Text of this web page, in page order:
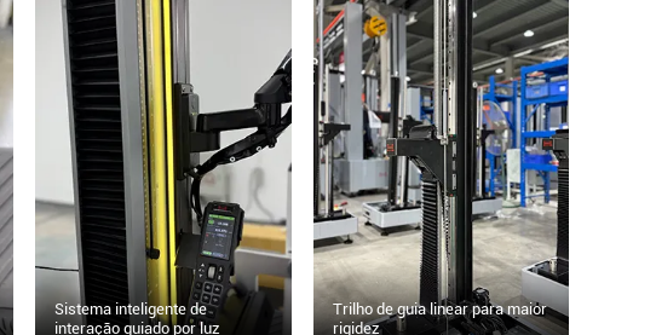
Sistema inteligente de
interação guiado por luz
Trilho de guia linear para maior
rigidez